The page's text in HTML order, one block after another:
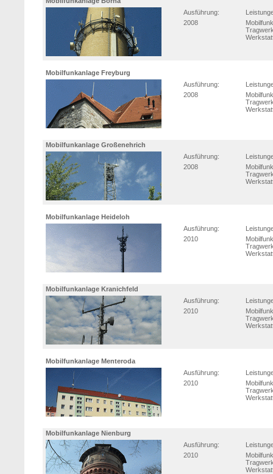
Ausführung:
2008
Mobilfunkanlage Freyburg
Ausführung:
2008
Mobilfunkanlage Großenehrich
Ausführung:
2008
Mobilfunkanlage Heideloh
Ausführung:
2010
Mobilfunkanlage Kranichfeld
Ausführung:
2010
Mobilfunkanlage Menteroda
Ausführung:
2010
Mobilfunkanlage Nienburg
Ausführung:
2010